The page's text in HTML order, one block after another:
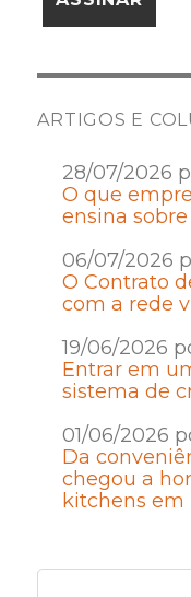
ARTIGOS E
28/07/2026
O que
ensina
06/07/2026
O Contrato
com a rede
19/06/2026
Entrar em
sistema de
01/06/2026
Da
chegou a
kitchens em